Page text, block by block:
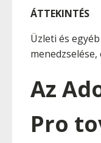
ÁTTEKINTÉS
Üzleti és
Az
Pro